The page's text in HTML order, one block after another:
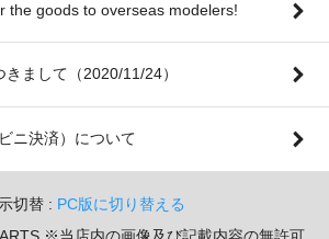
the goods to overseas modelers!
まして（2020/11/24）
ニ決済）について
切替 : PC版に切り替える